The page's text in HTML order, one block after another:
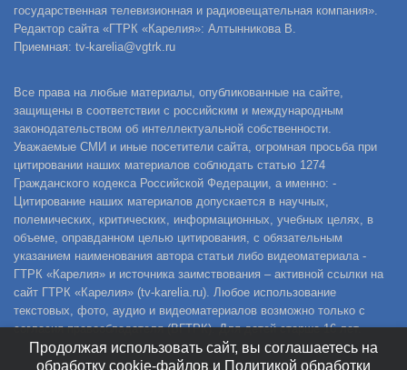
государственная телевизионная и радиовещательная компания».
Редактор сайта «ГТРК «Карелия»: Алтынникова В.
Приемная: tv-karelia@vgtrk.ru
Все права на любые материалы, опубликованные на сайте,
защищены в соответствии с российским и международным
законодательством об интеллектуальной собственности.
Уважаемые СМИ и иные посетители сайта, огромная просьба при
цитировании наших материалов соблюдать статью 1274
Гражданского кодекса Российской Федерации, а именно: -
Цитирование наших материалов допускается в научных,
полемических, критических, информационных, учебных целях, в
объеме, оправданном целью цитирования, с обязательным
указанием наименования автора статьи либо видеоматериала -
ГТРК «Карелия» и источника заимствования – активной ссылки на
сайт ГТРК «Карелия» (tv-karelia.ru). Любое использование
текстовых, фото, аудио и видеоматериалов возможно только с
согласия правообладателя (ВГТРК). Для детей старше 16 лет.
Продолжая использовать сайт, вы соглашаетесь на
обработку cookie-файлов и Политикой обработки